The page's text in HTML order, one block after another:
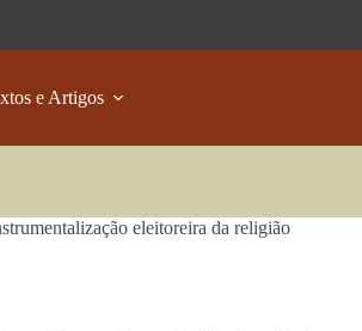
e Artigos
eleitoreira da religião